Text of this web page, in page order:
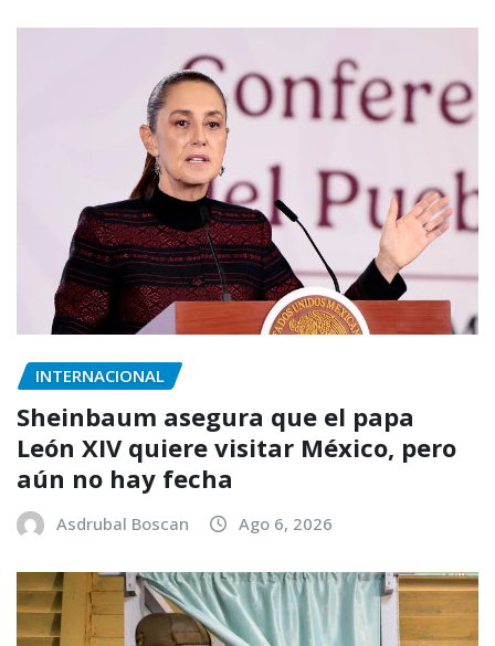
INTERNACIONAL
Sheinbaum asegura que el papa
León XIV quiere visitar México, pero
aún no hay fecha
Asdrubal Boscan Ago 6, 2026